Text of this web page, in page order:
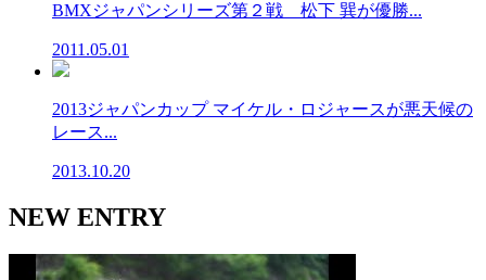
BMXジャパンシリーズ第２戦 松下 巽が優勝...
2011.05.01
2013ジャパンカップ マイケル・ロジャースが悪天候の
レース...
2013.10.20
NEW ENTRY